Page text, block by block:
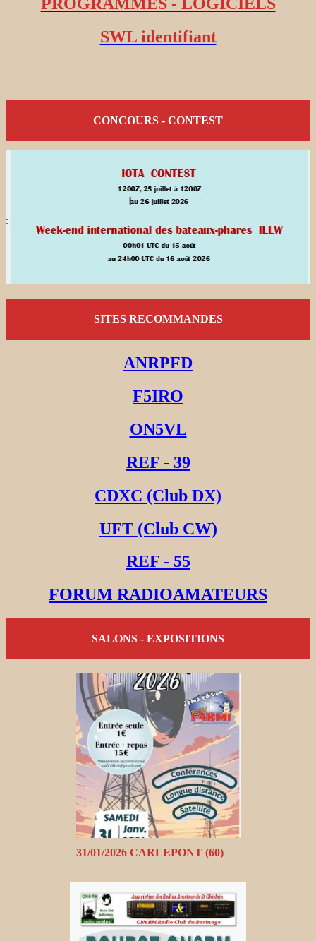
SWL identifiant
CONCOURS - CONTEST
SITES RECOMMANDES
ANRPFD
F5IRO
ON5VL
REF - 39
CDXC (Club DX)
UFT (Club CW)
REF - 55
FORUM RADIOAMATEURS
SALONS - EXPOSITIONS
31/01/2026 CARLEPONT (60)